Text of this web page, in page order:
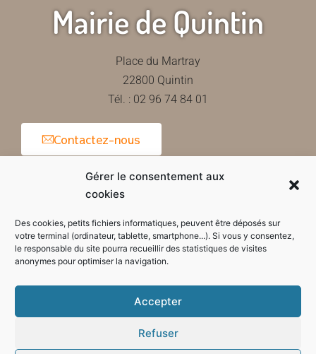
Gérer le consentement aux
cookies
Des cookies, petits fichiers informatiques, peuvent être déposés sur
votre terminal (ordinateur, tablette, smartphone...). Si vous y consentez,
le responsable du site pourra recueillir des statistiques de visites
anonymes pour optimiser la navigation.
Accepter
Refuser
Mairie de Quintin
Place du Martray
22800 Quintin
Tél. : 02 96 74 84 01
Contactez-nous
Horaires d'ouverture de la mairie